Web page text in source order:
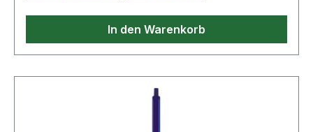
In den Warenkorb